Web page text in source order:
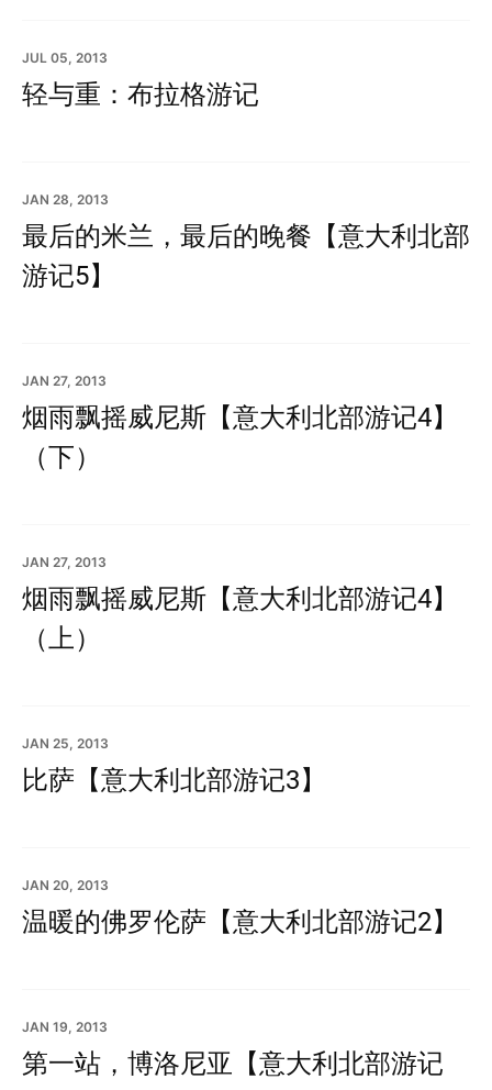
JUL 05, 2013
轻与重：布拉格游记
JAN 28, 2013
最后的米兰，最后的晚餐【意大利北部
游记5】
JAN 27, 2013
烟雨飘摇威尼斯【意大利北部游记4】
（下）
JAN 27, 2013
烟雨飘摇威尼斯【意大利北部游记4】
（上）
JAN 25, 2013
比萨【意大利北部游记3】
JAN 20, 2013
温暖的佛罗伦萨【意大利北部游记2】
JAN 19, 2013
第一站，博洛尼亚【意大利北部游记